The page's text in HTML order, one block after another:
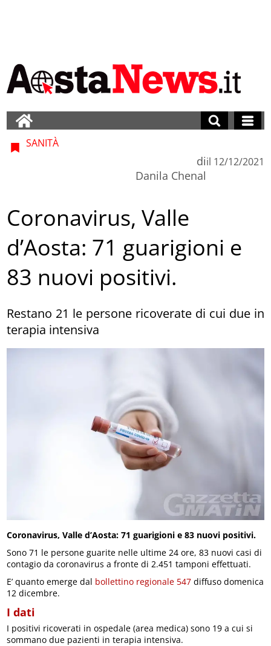
SANITÀ
di
Danila Chenal
il 12/12/2021
Coronavirus, Valle
d’Aosta: 71 guarigioni e
83 nuovi positivi.
Restano 21 le persone ricoverate di cui due in
terapia intensiva
Coronavirus, Valle d’Aosta: 71 guarigioni e 83 nuovi positivi.
Sono 71 le persone guarite nelle ultime 24 ore, 83 nuovi casi di
contagio da coronavirus a fronte di 2.451 tamponi effettuati.
E’ quanto emerge dal bollettino regionale 547 diffuso domenica
12 dicembre.
I dati
I positivi ricoverati in ospedale (area medica) sono 19 a cui si
sommano due pazienti in terapia intensiva.